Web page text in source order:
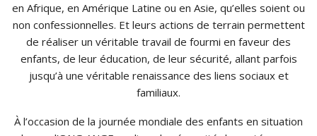
en Afrique, en Amérique Latine ou en Asie, qu’elles soient ou
non confessionnelles. Et leurs actions de terrain permettent
de réaliser un véritable travail de fourmi en faveur des
enfants, de leur éducation, de leur sécurité, allant parfois
jusqu’à une véritable renaissance des liens sociaux et
familiaux.
À l’occasion de la journée mondiale des enfants en situation